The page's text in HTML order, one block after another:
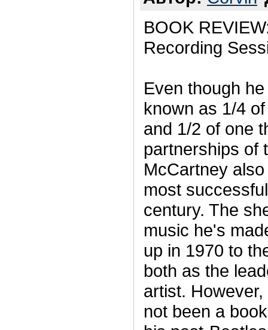
BOOK
Recording
Even though
known as 1/4
and 1/2 of one
partnerships of
McCartney
most
century. The
music he's
up in 1970 to
both as the
artist.
not been a